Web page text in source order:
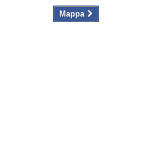
Mappa